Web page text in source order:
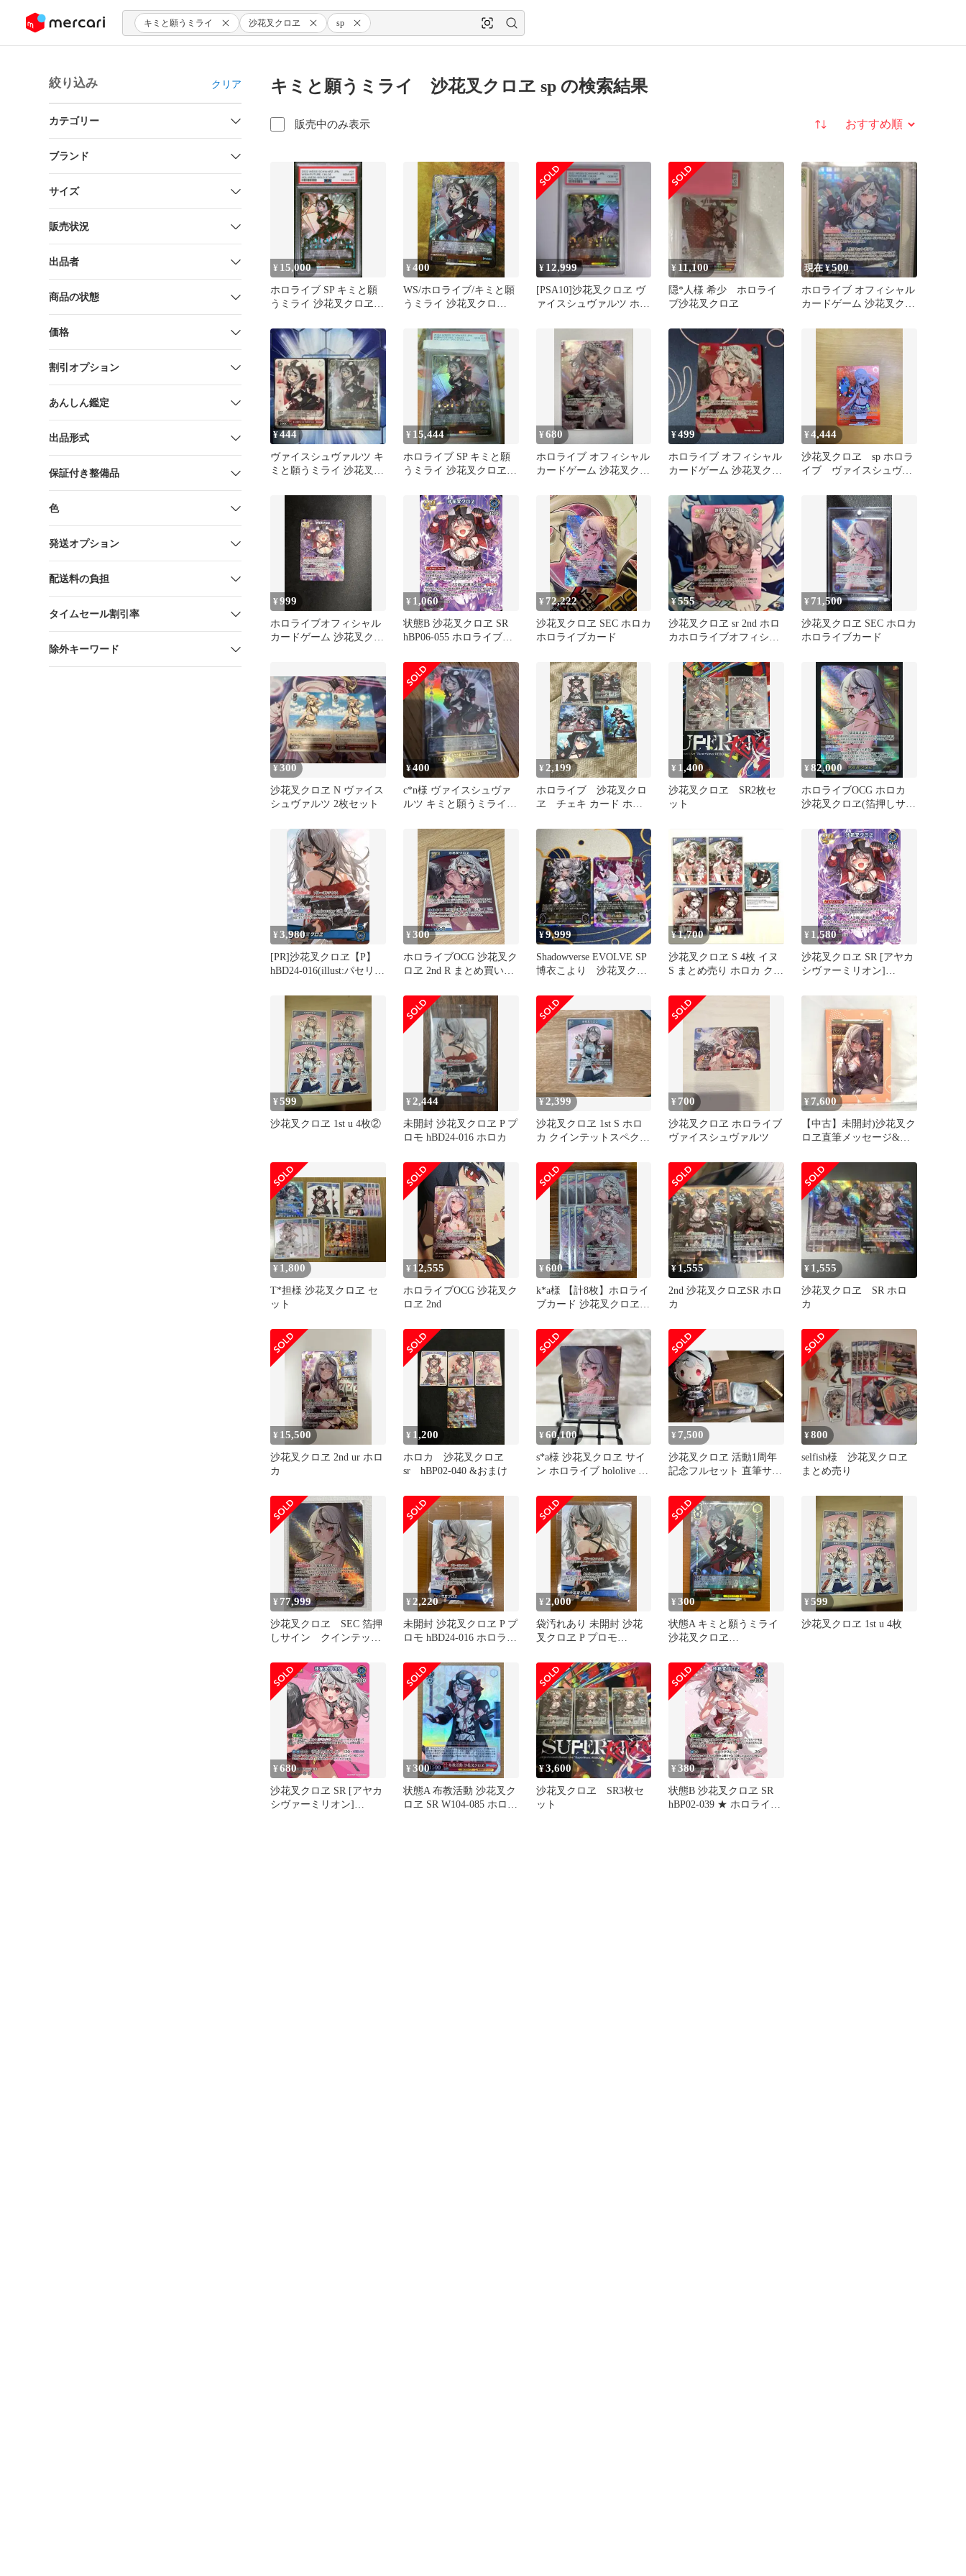
ツにスキップ キミと願うミライ 沙花叉クロヱ sp
絞り込み クリア
カテゴリー
ブランド
サイズ
販売状況
出品者
商品の状態
価格
割引オプション
あんしん鑑定
出品形式
保証付き整備品
色
発送オプション
配送料の負担
タイムセール割引率
除外キーワード
キミと願うミライ 沙花叉クロヱ sp の検索結果
販売中のみ表示 並び替え
¥ 15,000
ホロライブ SP キミと願
うミライ 沙花叉クロヱ
¥400
WS/ホロライブ/キミと願
うミライ 沙花叉クロ
¥ 12,999
[PSA10]沙花叉クロヱ ヴ
ァイスシュヴァルツ ホロ
¥ 11,100
隠*人様 希少 ホロライ
ブ沙花叉クロヱ
現在 ¥500
ホロライブ オフィシャル
カードゲーム 沙花叉クロ
¥444
ヴァイスシュヴァルツ キ
ミと願うミライ 沙花叉ク
¥ 15,444
ホロライブ SP キミと願
うミライ 沙花叉クロヱ
¥680
ホロライブ オフィシャル
カードゲーム 沙花叉クロ
¥499
ホロライブ オフィシャル
カードゲーム 沙花叉クロ
¥4,444
沙花叉クロヱ sp ホロラ
イブ ヴァイスシュヴァ
¥999
ホロライブオフィシャル
カードゲーム 沙花叉クロ
¥ 1,060
状態B 沙花叉クロヱ SR
hBP06-055 ホロライブ
ーム ホロライブカードゲ
ーム
¥ 72,222
沙花叉クロヱ SEC ホロカ
ホロライブカード
¥555
沙花叉クロヱ sr 2nd ホロ
カホロライブオフィシャ
¥ 71,500
沙花叉クロヱ SEC ホロカ
ホロライブカード
¥300
沙花叉クロヱ N ヴァイス
シュヴァルツ 2枚セット
¥400
c*n様 ヴァイスシュヴァ
ルツ キミと願うミライ
¥ 2,199
ホロライブ 沙花叉クロ
ヱ チェキ カード ホロ
¥ 1,400
沙花叉クロヱ SR2枚セ
ット
¥82,000
ホロライブOCG ホロカ
沙花叉クロヱ(箔押しサイ
トレカ TCG 264
¥3,980
[PR]沙花叉クロヱ【P】
hBD24-016(illust:パセリ)
¥300
ホロライブOCG 沙花叉ク
ロヱ 2nd R まとめ買い値
¥9,999
Shadowverse EVOLVE SP
博衣こより 沙花叉クロ
¥1,700
沙花叉クロヱ S 4枚 イヌ
S まとめ売り ホロカ クイ
¥ 1,580
沙花叉クロヱ SR [アヤカ
シヴァーミリオン]
ードゲーム ホロカ
¥599
沙花叉クロヱ 1st u 4枚②
¥ 2,444
未開封 沙花叉クロヱ P プ
ロモ hBD24-016 ホロカ
¥ 2,399
沙花叉クロヱ 1st S ホロ
カ クインテットスペクト
¥ 700
沙花叉クロヱ ホロライブ
ヴァイスシュヴァルツ
¥ 7,600
【中古】未開封)沙花叉ク
ロヱ直筆メッセージ&箔
セリ描き下ろし ポストカ
ード」[91]
¥ 1,800
T*担様 沙花叉クロヱ セ
ット
¥ 12,555
ホロライブOCG 沙花叉ク
ロヱ 2nd
¥600
k*a様 【計8枚】ホロライ
ブカード 沙花叉クロヱ
¥1,555
2nd 沙花叉クロヱSR ホロ
カ
¥ 1,555
沙花叉クロヱ SR ホロ
カ
¥ 15,500
沙花叉クロヱ 2nd ur ホロ
カ
¥ 1,200
ホロカ 沙花叉クロヱ
sr hBP02-040 &おまけ
¥60,100
s*a様 沙花叉クロヱ サイ
ン ホロライブ hololive ホ
¥ 7,500
沙花叉クロヱ 活動1周年
記念フルセット 直筆サイ
¥800
selfish様 沙花叉クロヱ
まとめ売り
¥ 77,999
沙花叉クロヱ SEC 箔押
しサイン クインテット
¥ 2,220
未開封 沙花叉クロヱ P プ
ロモ hBD24-016 ホロライ
¥ 2,000
袋汚れあり 未開封 沙花
叉クロヱ P プロモ
hololive ホロカ
¥300
状態A キミと願うミライ
沙花叉クロヱ
［HLP］ ホロライブ ★
ヴァイスシュヴァルツ
¥599
沙花叉クロヱ 1st u 4枚
¥680
沙花叉クロヱ SR [アヤカ
シヴァーミリオン]
¥300
状態A 布教活動 沙花叉ク
ロヱ SR W104-085 ホロラ
¥3,600
沙花叉クロヱ SR3枚セ
ット
¥380
状態B 沙花叉クロヱ SR
hBP02-039 ★ ホロライブ